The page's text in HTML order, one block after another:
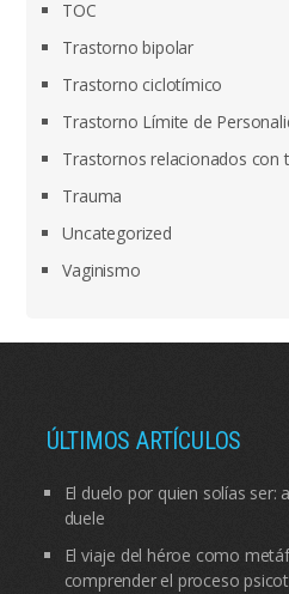
TOC
Trastorno bipolar
Trastorno ciclotímico
Trastorno Límite de
Trastornos relacionados con
Trauma
Uncategorized
Vaginismo
ÚLTIMOS ARTÍCULOS
El duelo por quien solías
duele
El viaje del héroe como
comprender el proceso